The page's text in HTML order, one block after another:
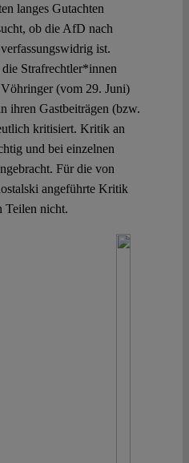
langes Gutachten
ob die AfD nach
ist.
Strafrechtler*innen
(vom 29. Juni)
ihren Gastbeiträgen (bzw.
kritisiert. Kritik an
und bei einzelnen
Für die von
angeführte Kritik
Teilen nicht.